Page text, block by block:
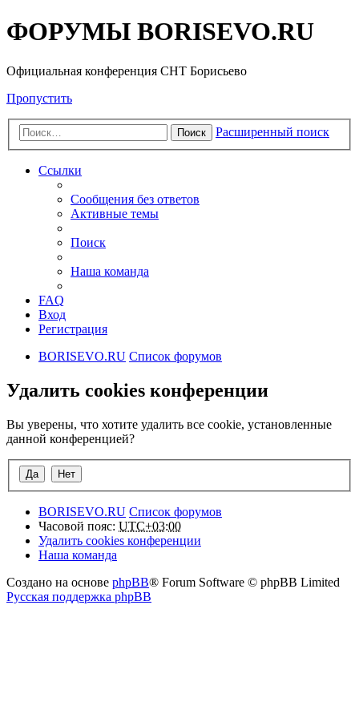
ФОРУМЫ BORISEVO.RU
Официальная конференция СНТ Борисьево
Пропустить
Поиск Расширенный поиск
Ссылки
Сообщения без ответов
Активные темы
Поиск
Наша команда
FAQ
Вход
Регистрация
BORISEVO.RU Список форумов
Удалить cookies конференции
Вы уверены, что хотите удалить все cookie, установленные
данной конференцией?
BORISEVO.RU Список форумов
Часовой пояс: UTC+03:00
Удалить cookies конференции
Наша команда
Создано на основе phpBB® Forum Software © phpBB Limited
Русская поддержка phpBB